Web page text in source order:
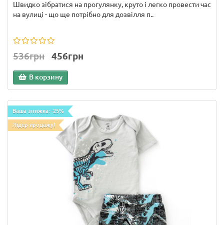
Швидко зібратися на прогулянку, круто і легко провести час
на вулиці - що ще потрібно для дозвілля п..
536грн 456грн
В корзину
Ваша знижка: -25%
Лідер продажу!